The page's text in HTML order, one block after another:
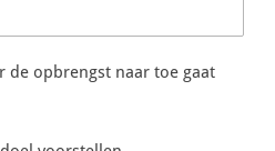
de opbrengst naar toe gaat